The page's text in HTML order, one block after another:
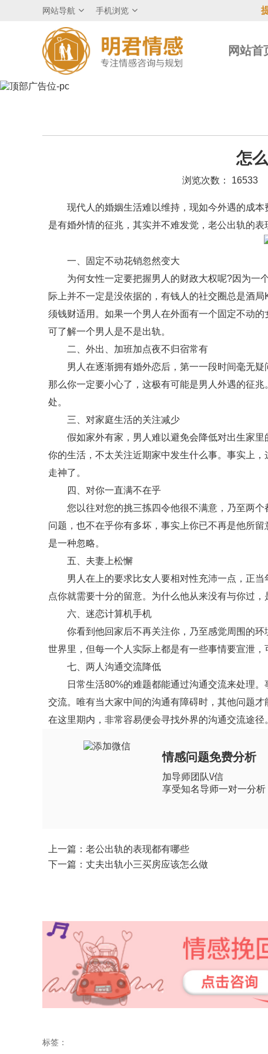
网站导航 手机浏览
网站首
怎
浏览次数： 16533
现代人的婚姻生活难以维持，现如今外遇的成本
是有婚外情的征兆，其实并不难发觉，老公出轨的
一、固定不动花销忽然变大
为何女性一定要把握男人的财政大权呢?因为一个
际上并不一定是没依据的，有钱人的社交圈总是酒
须钱财适用。如果一个男人在外面有一个固定不动
可了解一个男人是不是出轨。
二、外出、加班加点夜不归宿常有
男人在逐渐拥有婚外恋后，第一一段时间毫无疑
那么你一定要小心了，这极有可能是男人外遇的征
处。
三、对家庭生活的关注减少
假如家外有家，男人难以避免会降低对出生家里
你的生活，不太关注近期家中发生什么事。事实上
走神了。
四、对你一直满不在乎
您以往对您的挑三拣四令他很不满意，乃至两个
问题，也不在乎你有多坏，事实上你已不再是他所
是一种忽略。
五、夫妻上松懈
男人在上的要求比女人要相对性充沛一点，正当
点你就需要十分的留意。为什么他从来没有与你过
六、迷恋计算机手机
你看到他回家后不再关注你，乃至感觉周围的环
世界里，但每一个人实际上都是有一些事情要宣泄
七、两人沟通交流降低
日常生活80%的难题都能通过沟通交流来处理。
交流。唯有当大家中间的沟通有障碍时，其他问题
在这里期内，非常容易便会寻找外界的沟通交流途径
情感问题免费分析
加导师团队\/信
享受知名导师一对一分析
上一篇：老公出轨的表现都有哪些
下一篇：丈夫出轨小三买房应该怎么做
标签：